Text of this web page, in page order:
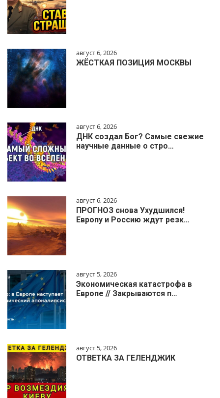
август 6, 2026
ЖЁСТКАЯ ПОЗИЦИЯ МОСКВЫ
август 6, 2026
ДНК создал Бог? Самые свежие
научные данные о стро…
август 6, 2026
ПРОГНОЗ снова Ухудшился!
Европу и Россию ждут резк…
август 5, 2026
Экономическая катастрофа в
Европе // Закрываются п…
август 5, 2026
ОТВЕТКА ЗА ГЕЛЕНДЖИК